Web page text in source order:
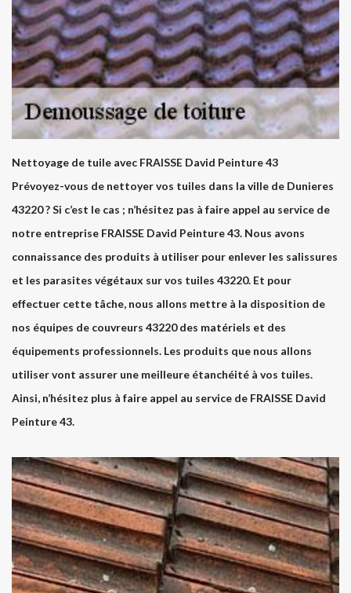
Nettoyage de tuile avec FRAISSE David Peinture 43
Prévoyez-vous de nettoyer vos tuiles dans la ville de Dunieres
43220 ? Si c’est le cas ; n’hésitez pas à faire appel au service de
notre entreprise FRAISSE David Peinture 43. Nous avons
connaissance des produits à utiliser pour enlever les salissures
et les parasites végétaux sur vos tuiles 43220. Et pour
effectuer cette tâche, nous allons mettre à la disposition de
nos équipes de couvreurs 43220 des matériels et des
équipements professionnels. Les produits que nous allons
utiliser vont assurer une meilleure étanchéité à vos tuiles.
Ainsi, n’hésitez plus à faire appel au service de FRAISSE David
Peinture 43.